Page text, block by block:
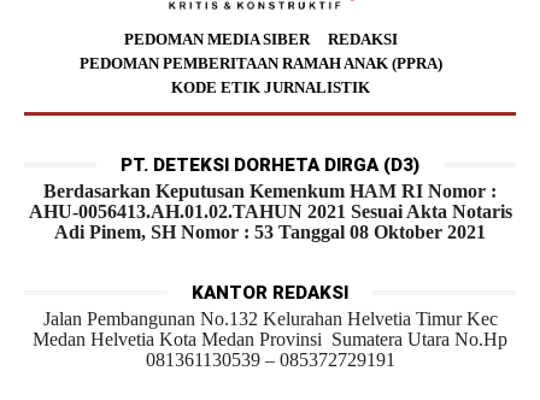
PEDOMAN MEDIA SIBER
REDAKSI
PEDOMAN PEMBERITAAN RAMAH ANAK (PPRA)
KODE ETIK JURNALISTIK
PT. DETEKSI DORHETA DIRGA (D3)
Berdasarkan Keputusan Kemenkum HAM RI Nomor :
AHU-0056413.AH.01.02.TAHUN 2021 Sesuai Akta Notaris
Adi Pinem, SH Nomor : 53 Tanggal 08 Oktober 2021
KANTOR REDAKSI
Jalan Pembangunan No.132 Kelurahan Helvetia Timur Kec
Medan Helvetia Kota Medan Provinsi Sumatera Utara No.Hp
081361130539 – 085372729191